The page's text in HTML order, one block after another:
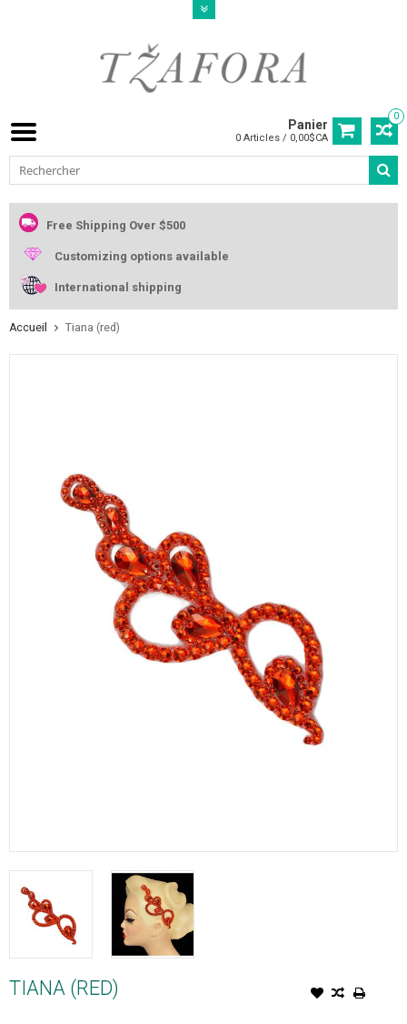
0
Panier
0 Articles / 0,00$CA
Free Shipping Over $500
Customizing options available
International shipping
Accueil Tiana (red)
TIANA (RED)